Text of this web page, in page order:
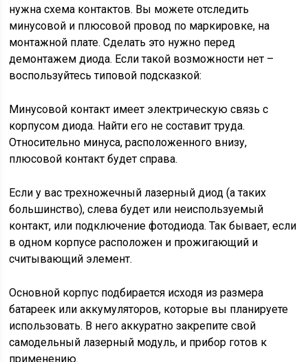
нужна схема контактов. Вы можете отследить
минусовой и плюсовой провод по маркировке, на
монтажной плате. Сделать это нужно перед
демонтажем диода. Если такой возможности нет –
воспользуйтесь типовой подсказкой:
Минусовой контакт имеет электрическую связь с
корпусом диода. Найти его не составит труда.
Относительно минуса, расположенного внизу,
плюсовой контакт будет справа.
Если у вас трехножечный лазерный диод (а таких
большинство), слева будет или неиспользуемый
контакт, или подключение фотодиода. Так бывает, если
в одном корпусе расположен и прожигающий и
считывающий элемент.
Основной корпус подбирается исходя из размера
батареек или аккумуляторов, которые вы планируете
использовать. В него аккуратно закрепите свой
самодельный лазерный модуль, и прибор готов к
применению.